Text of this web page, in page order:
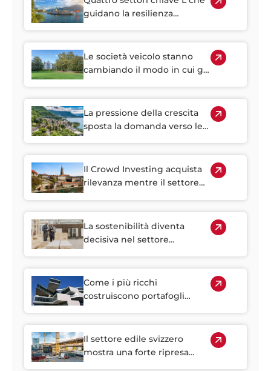
guidano la resilienza
Le società veicolo stanno
cambiando il modo in cui gli
all'immobiliare svizzero
La pressione della crescita
sposta la domanda verso le
Il Crowd Investing acquista
rilevanza mentre il settore
raggiungere
La sostenibilità diventa
decisiva nel settore
Come i più ricchi
costruiscono portafogli
immobili rivestono un ruolo
centrale
Il settore edile svizzero
mostra una forte ripresa